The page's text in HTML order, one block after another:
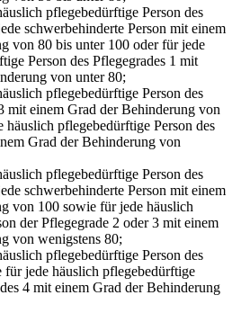
pflegebedürftige Person des
schwerbehinderte Person mit einem
von 80 bis unter 100 oder für jede
Person des Pflegegrades 1 mit
von unter 80;
pflegebedürftige Person des
mit einem Grad der Behinderung von
häuslich pflegebedürftige Person des
Grad der Behinderung von
pflegebedürftige Person des
schwerbehinderte Person mit einem
von 100 sowie für jede häuslich
der Pflegegrade 2 oder 3 mit einem
von wenigstens 80;
pflegebedürftige Person des
für jede häuslich pflegebedürftige
4 mit einem Grad der Behinderung